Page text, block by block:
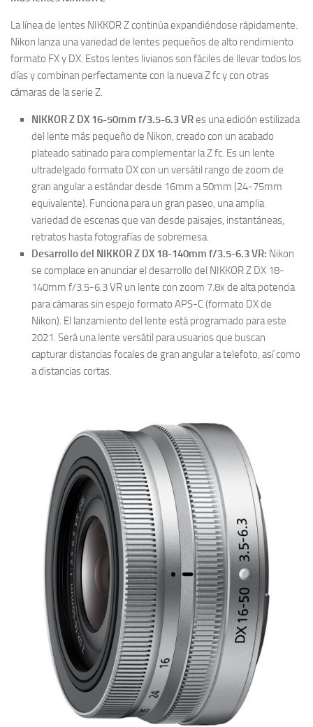
La línea de lentes NIKKOR Z continúa expandiéndose rápidamente.
Nikon lanza una variedad de lentes pequeños de alto rendimiento
formato FX y DX. Estos lentes livianos son fáciles de llevar todos los
días y combinan perfectamente con la nueva Z fc y con otras
cámaras de la serie Z.
NIKKOR Z DX 16-50mm f/3.5-6.3 VRes una edición estilizada
del lente más pequeño de Nikon, creado con un acabado
plateado satinado para complementar la Z fc. Es un lente
ultradelgado formato DX con un versátil rango de zoom de
gran angular a estándar desde 16mm a 50mm (24-75mm
equivalente). Funciona para un gran paseo, una amplia
variedad de escenas que van desde paisajes, instantáneas,
retratos hasta fotografías de sobremesa.
Desarrollo del NIKKOR Z DX 18-140mm f/3.5-6.3 VR: Nikon
se complace en anunciar el desarrollo del NIKKOR Z DX 18-
140mm f/3.5-6.3 VR un lente con zoom 7.8x de alta potencia
para cámaras sin espejo formato APS-C (formato DX de
Nikon). El lanzamiento del lente está programado para este
2021. Será una lente versátil para usuarios que buscan
capturar distancias focales de gran angular a telefoto, así como
a distancias cortas.